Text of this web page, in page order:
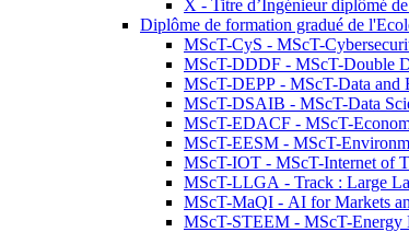
X - Titre d’Ingénieur diplômé
Diplôme de formation gradué de
MScT-CyS - MScT-
MScT-DDDF - MScT-Double
MScT-DEPP - MScT-Data and
MScT-DSAIB - MScT-Data
MScT-EDACF - MScT-
MScT-EESM - MScT-
MScT-IOT - MScT-Internet of
MScT-LLGA - Track : Large
MScT-MaQI - AI for Markets
MScT-STEEM - MScT-Energy